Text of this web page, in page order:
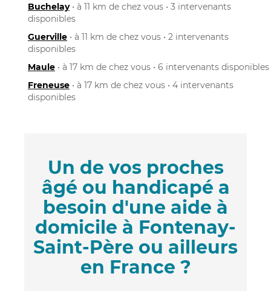
Buchelay• à 11 km de chez vous • 3 intervenants
disponibles
Guerville • à 11 km de chez vous • 2 intervenants
disponibles
Maule • à 17 km de chez vous • 6 intervenants disponibles
Freneuse • à 17 km de chez vous • 4 intervenants
disponibles
Un de vos proches
âgé ou handicapé a
besoin d'une aide à
domicile à Fontenay-
Saint-Père ou ailleurs
en France ?